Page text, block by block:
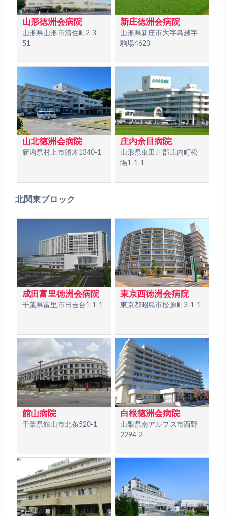
山形徳洲会病院
山形県山形市清住町2-3-
51
新庄徳洲会病院
山形県新庄市大字鳥越字
駒場4623
山北徳洲会病院
新潟県村上市勝木1340-1
庄内余目病院
山形県東田川郡庄内町松
陽1-1-1
北関東ブロック
成田富里徳洲会病院
千葉県富里市日吉台1-1-1
東京西徳洲会病院
東京都昭島市松原町3-1-1
館山病院
千葉県館山市北条520-1
白根徳洲会病院
山梨県南アルプス市西野
2294-2